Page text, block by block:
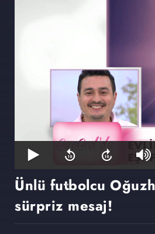
Ünlü futbolcu
sürpriz mesaj!